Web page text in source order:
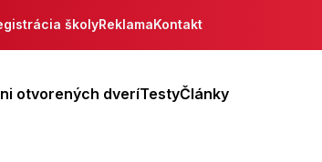
školyReklamaKontakt
otvorených dveríTestyČlánky